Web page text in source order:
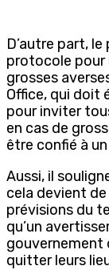
D’autre part,
protocole pour
grosses
Office, qui doit
pour inviter
en cas de
être confié à
Aussi, il
cela devient
prévisions du
qu’un
gouvernement
quitter leurs